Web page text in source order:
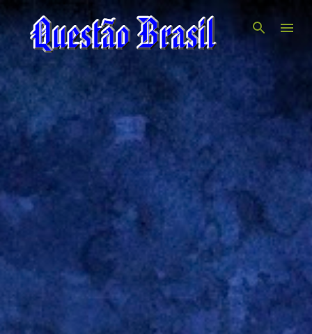
Pular para o conteúdo principal